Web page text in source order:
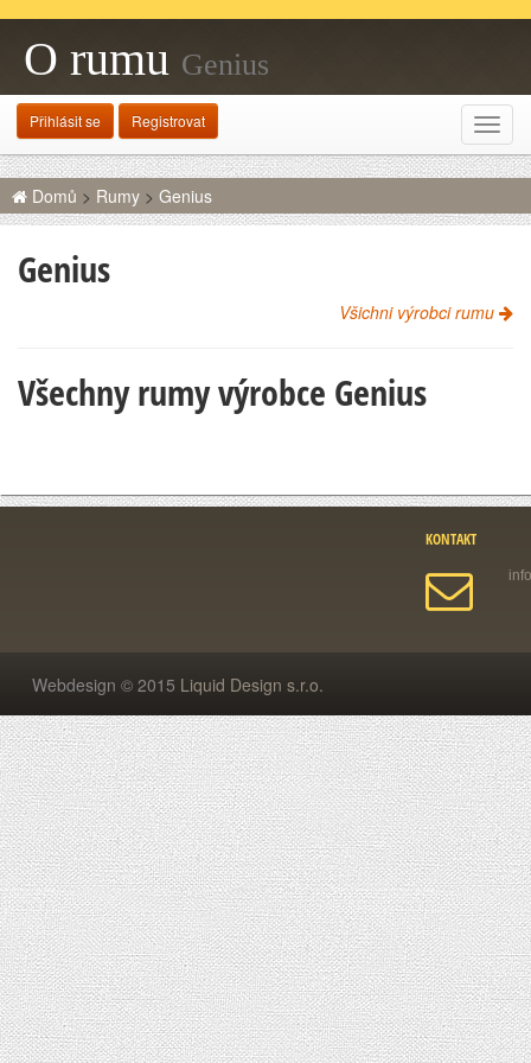
O rumu Genius
Přihlásit se Registrovat
Domů > Rumy > Genius
Genius
Všichni výrobci rumu
Všechny rumy výrobce Genius
KONTAKT
Webdesign © 2015 Liquid Design s.r.o.